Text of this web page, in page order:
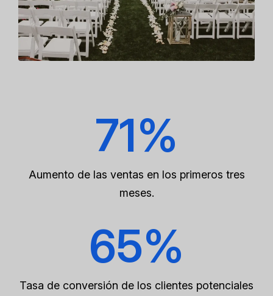
71%
Aumento de las ventas en los primeros tres
meses.
65%
Tasa de conversión de los clientes potenciales